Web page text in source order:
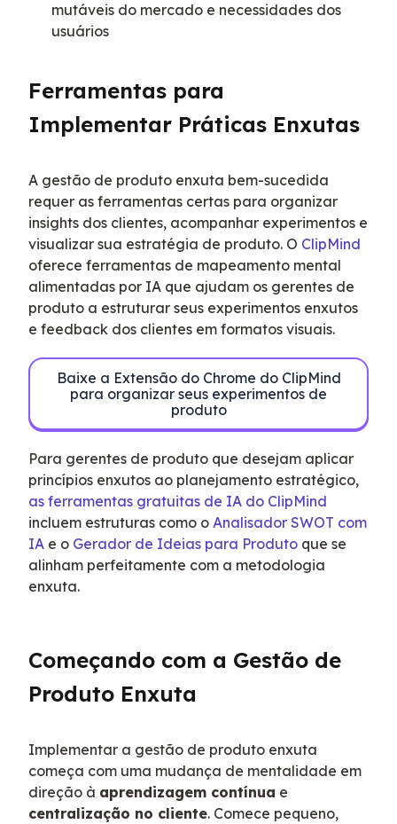
mutáveis do mercado e necessidades dos
usuários
Ferramentas para
Implementar Práticas Enxutas
A gestão de produto enxuta bem-sucedida
requer as ferramentas certas para organizar
insights dos clientes, acompanhar experimentos e
visualizar sua estratégia de produto. O ClipMind
oferece ferramentas de mapeamento mental
alimentadas por IA que ajudam os gerentes de
produto a estruturar seus experimentos enxutos
e feedback dos clientes em formatos visuais.
Baixe a Extensão do Chrome do ClipMind
para organizar seus experimentos de
produto
Para gerentes de produto que desejam aplicar
as ferramentas gratuitas de IA do ClipMind
incluem estruturas como o Analisador SWOT com
IA e o Gerador de Ideias para Produto que se
alinham perfeitamente com a metodologia
enxuta.
Começando com a Gestão de
Produto Enxuta
Implementar a gestão de produto enxuta
começa com uma mudança de mentalidade em
direção à aprendizagem contínua
centralização no cliente. Comece pequeno,